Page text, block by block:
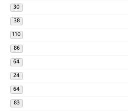
30
38
110
86
64
24
64
83